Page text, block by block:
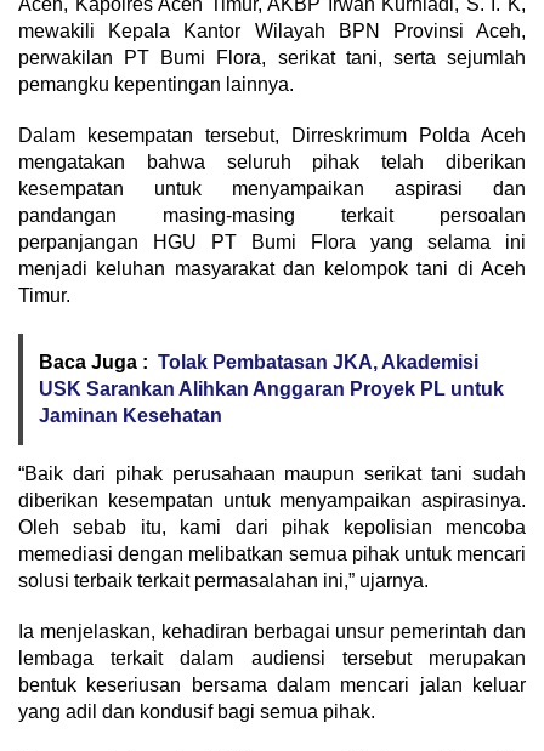
Aceh, Kapolres Aceh Timur, AKBP Irwan Kurniadi, S. I. K,
mewakili Kepala Kantor Wilayah BPN Provinsi Aceh,
perwakilan PT Bumi Flora, serikat tani, serta sejumlah
pemangku kepentingan lainnya.
Dalam kesempatan tersebut, Dirreskrimum Polda Aceh
mengatakan bahwa seluruh pihak telah diberikan
kesempatan untuk menyampaikan aspirasi dan
pandangan masing-masing terkait persoalan
perpanjangan HGU PT Bumi Flora yang selama ini
menjadi keluhan masyarakat dan kelompok tani di Aceh
Timur.
Baca Juga : Tolak Pembatasan JKA, Akademisi
USK Sarankan Alihkan Anggaran Proyek PL untuk
Jaminan Kesehatan
“Baik dari pihak perusahaan maupun serikat tani sudah
diberikan kesempatan untuk menyampaikan aspirasinya.
Oleh sebab itu, kami dari pihak kepolisian mencoba
memediasi dengan melibatkan semua pihak untuk mencari
solusi terbaik terkait permasalahan ini,” ujarnya.
Ia menjelaskan, kehadiran berbagai unsur pemerintah dan
lembaga terkait dalam audiensi tersebut merupakan
bentuk keseriusan bersama dalam mencari jalan keluar
yang adil dan kondusif bagi semua pihak.